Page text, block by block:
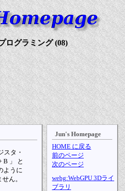
ログラミング (08)
スタ・
B 」 と
ように
ん。
Jun's Homepage
HOME に戻る
前のページ
次のページ
webg:WebGPU 3Dライ
ブラリ